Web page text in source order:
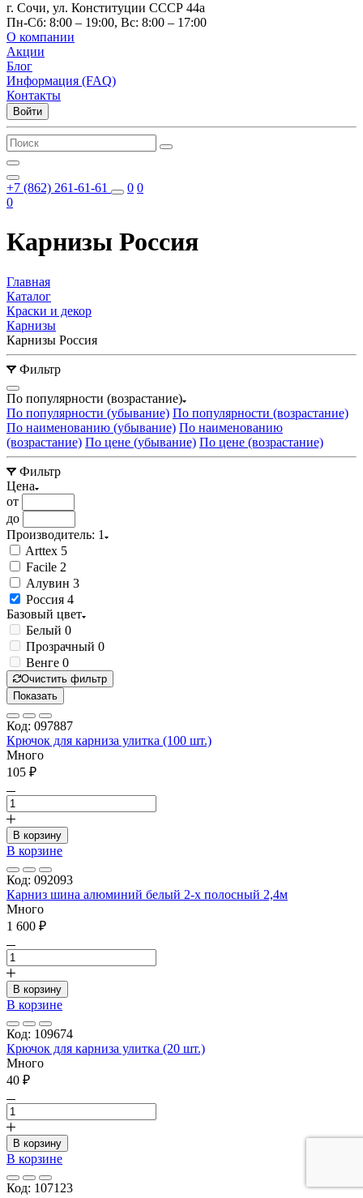
г. Сочи, ул. Конституции СССР 44а
Пн-Сб: 8:00 – 19:00, Вс: 8:00 – 17:00
О компании
Акции
Блог
Информация (FAQ)
Контакты
Войти
+7 (862) 261-61-61 0 0
0
Карнизы Россия
Главная
Каталог
Краски и декор
Карнизы
Карнизы Россия
Фильтр
По популярности (возрастание)
По популярности (убывание) По популярности (возрастание)
По наименованию (убывание) По наименованию
(возрастание) По цене (убывание) По цене (возрастание)
Фильтр
Цена
от
до
Производитель: 1
Arttex 5
Facile 2
Алувин 3
Россия 4
Базовый цвет
Белый 0
Прозрачный 0
Венге 0
Очистить фильтр
Показать
Код: 097887
Крючок для карниза улитка (100 шт.)
Много
105 ₽
В корзину
В корзине
Код: 092093
Карниз шина алюминий белый 2-х полосный 2,4м
Много
1 600 ₽
В корзину
В корзине
Код: 109674
Крючок для карниза улитка (20 шт.)
Много
40 ₽
В корзину
В корзине
Код: 107123